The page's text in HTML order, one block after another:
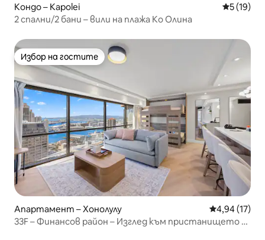
Кондо – Kapolei Средна
5 (19)
2 спални/2 бани – вили на плажа Ко Олина
Избор на гостите
Избор на гостите
Апартамент – Хонолулу Средна
4,94 (17)
33F – Финансов район – Изглед към пристанището –